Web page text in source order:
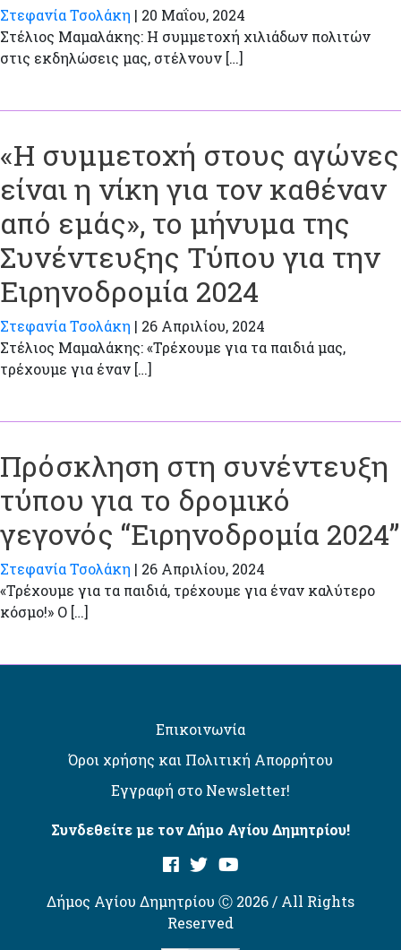
Στεφανία Τσολάκη | 20 Μαΐου, 2024
Στέλιος Μαμαλάκης: Η συμμετοχή χιλιάδων πολιτών
στις εκδηλώσεις μας, στέλνουν […]
«Η συμμετοχή στους αγώνες
είναι η νίκη για τον καθέναν
από εμάς», το μήνυμα της
Συνέντευξης Τύπου για την
Ειρηνοδρομία 2024
Στεφανία Τσολάκη | 26 Απριλίου, 2024
Στέλιος Μαμαλάκης: «Τρέχουμε για τα παιδιά μας,
τρέχουμε για έναν […]
Πρόσκληση στη συνέντευξη
τύπου για το δρομικό
γεγονός “Ειρηνοδρομία 2024”
Στεφανία Τσολάκη | 26 Απριλίου, 2024
«Τρέχουμε για τα παιδιά, τρέχουμε για έναν καλύτερο
κόσμο!» Ο […]
Επικοινωνία
Όροι χρήσης και Πολιτική Απορρήτου
Εγγραφή στο Newsletter!
Συνδεθείτε με τον Δήμο Αγίου Δημητρίου!
Δήμος Αγίου Δημητρίου Ⓒ 2026 / All Rights
Reserved